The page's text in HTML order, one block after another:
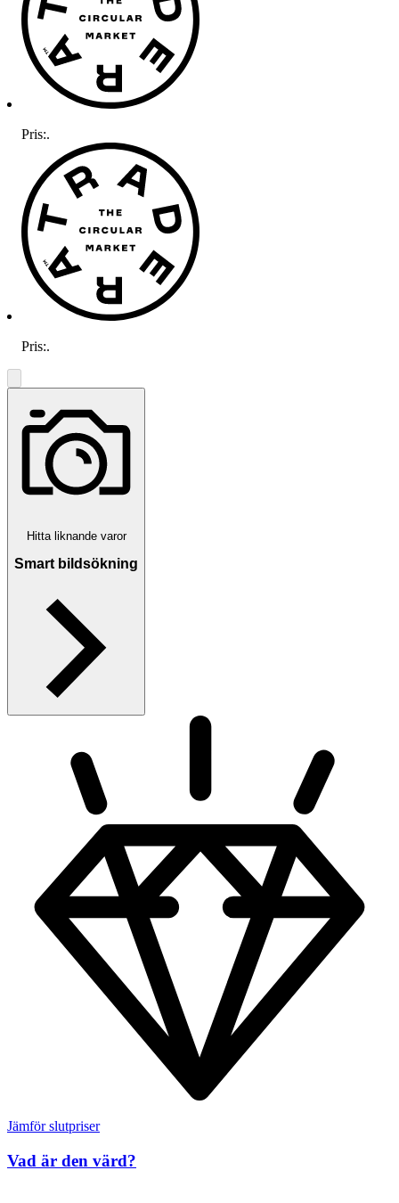
Pris:.
Pris:.
Hitta liknande varor
Smart bildsökning
Jämför slutpriser
Vad är den värd?